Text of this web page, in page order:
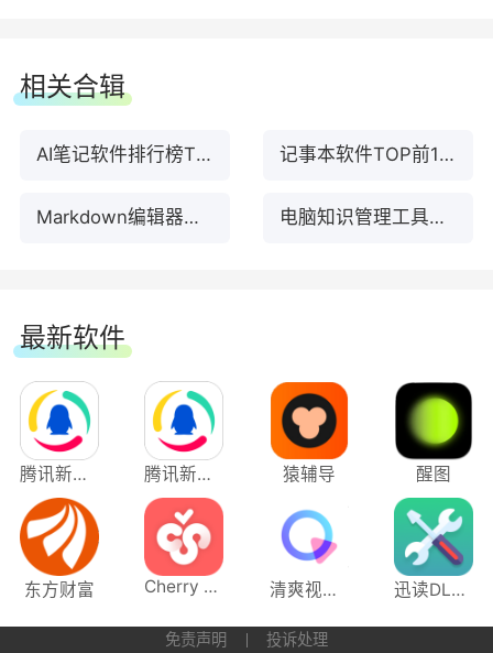
相关合辑
AI笔记软件排行榜TOP7下载 记事本软件TOP前10名下载
Markdown编辑器合集 电脑知识管理工具合集
最新软件
腾讯新闻应用电脑版 腾讯新闻电脑版 猿辅导 醒图
东方财富 Cherry Studio 清爽视频编辑 迅读DLL修复工具
免责声明 投诉处理